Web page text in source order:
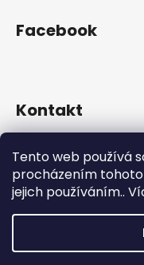
Tento web používá
procházením tohoto
jejich používáním..
Facebook
Kontakt
+420 739 522 572
hookah_gang.cz/